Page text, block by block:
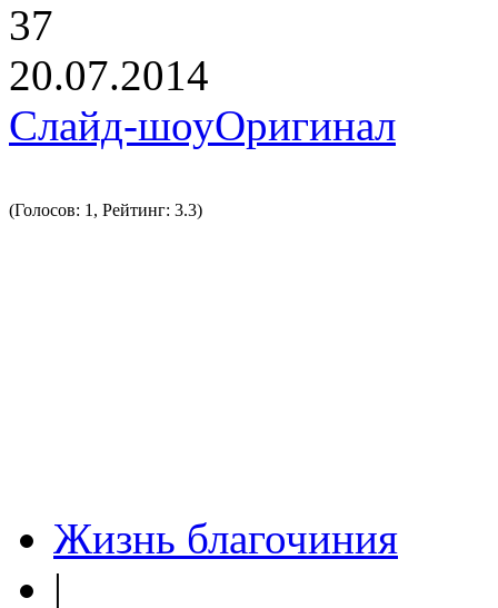
37
20.07.2014
Слайд-шоуОригинал
(Голосов: 1, Рейтинг: 3.3)
Жизнь благочиния
|